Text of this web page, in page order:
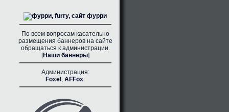
По всем вопросам касательно
размещения баннеров на сайте
обращаться к администрации.
[Наши баннеры]
Администрация:
Foxel , AFFox.